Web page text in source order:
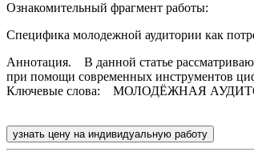
Ознакомительный фрагмент работы:
Специфика молодежной аудитории как
Аннотация. В данной статье
при помощи современных инструментов
Ключевые слова: МОЛОДЁЖНАЯ
узнать цену на индивидуальную работу